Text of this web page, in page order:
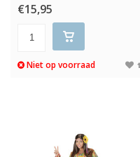
€15,95
Niet op voorraad